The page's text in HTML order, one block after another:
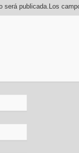
será publicada.Los